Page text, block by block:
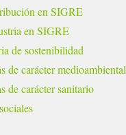
en SIGRE
en SIGRE
de sostenibilidad
de carácter medioambiental
de carácter sanitario